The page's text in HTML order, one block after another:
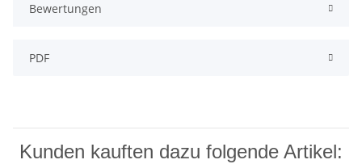
Bewertungen
PDF
Kunden kauften dazu folgende Artikel: